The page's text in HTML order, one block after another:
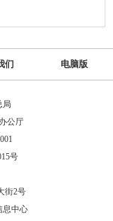
们 电脑版
局
公厅
号
街2号
息中心